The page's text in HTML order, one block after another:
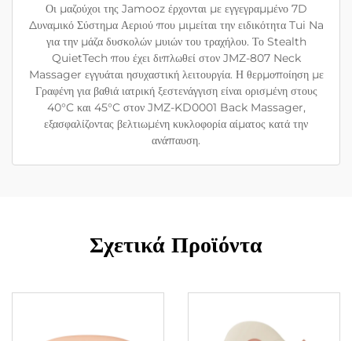
Οι μαζούχοι της Jamooz έρχονται με εγγεγραμμένο 7D
Δυναμικό Σύστημα Αεριού που μιμείται την ειδικότητα Tui Na
για την μάζα δυσκολών μυιών του τραχήλου. Το Stealth
QuietTech που έχει διπλωθεί στον JMZ-807 Neck
Massager εγγυάται ησυχαστική λειτουργία. Η θερμοποίηση με
Γραφένη για βαθιά ιατρική ξεστενάγγιση είναι ορισμένη στους
40°C και 45°C στον JMZ-KD0001 Back Massager,
εξασφαλίζοντας βελτιωμένη κυκλοφορία αίματος κατά την
ανάπαυση.
Σχετικά Προϊόντα